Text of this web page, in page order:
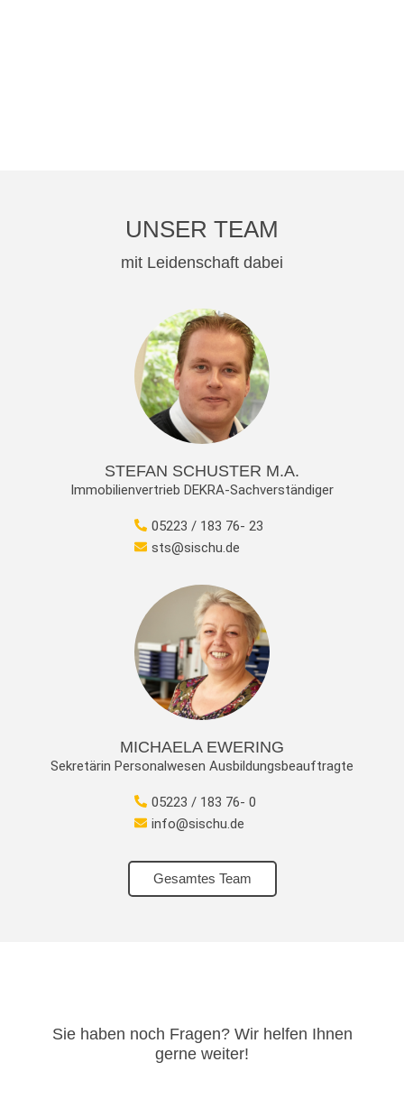
UNSER TEAM
mit Leidenschaft dabei
STEFAN SCHUSTER M.A.
Immobilienvertrieb DEKRA-Sachverständiger
05223 / 183 76- 23
sts@sischu.de
MICHAELA EWERING
Sekretärin Personalwesen Ausbildungsbeauftragte
05223 / 183 76- 0
info@sischu.de
Gesamtes Team
Sie haben noch Fragen? Wir helfen Ihnen
gerne weiter!​